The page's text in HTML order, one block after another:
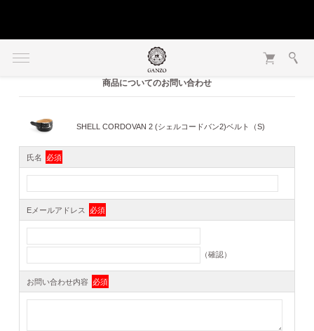
商品についてのお問い合わせ
SHELL CORDOVAN 2 (シェルコードバン2)ベルト（S)
氏名 必須
Eメールアドレス 必須
（確認）
お問い合わせ内容 必須